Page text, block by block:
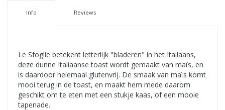
Info Reviews
Le Sfoglie betekent letterlijk "bladeren" in het Italiaans,
deze dunne Italiaanse toast wordt gemaakt van maïs, en
is daardoor helemaal glutenvrij. De smaak van maïs komt
mooi terug in de toast, en maakt hem mede daarom
geschikt om te eten met een stukje kaas, of een mooie
tapenade.